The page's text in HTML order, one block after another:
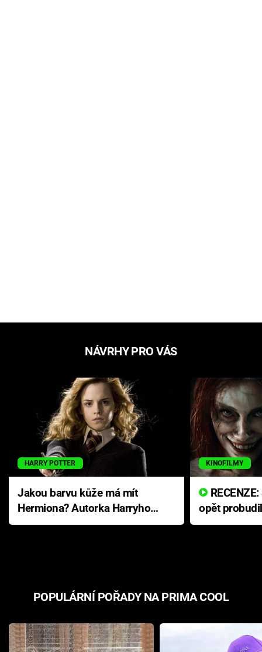
NÁVRHY PRO VÁS
HARRY POTTER
Jakou barvu kůže má mít
Hermiona? Autorka Harryho
Pottera přišla s ráznou
KINOFILMY
opět
přichází s
POPULÁRNÍ POŘADY NA PRIMA COOL